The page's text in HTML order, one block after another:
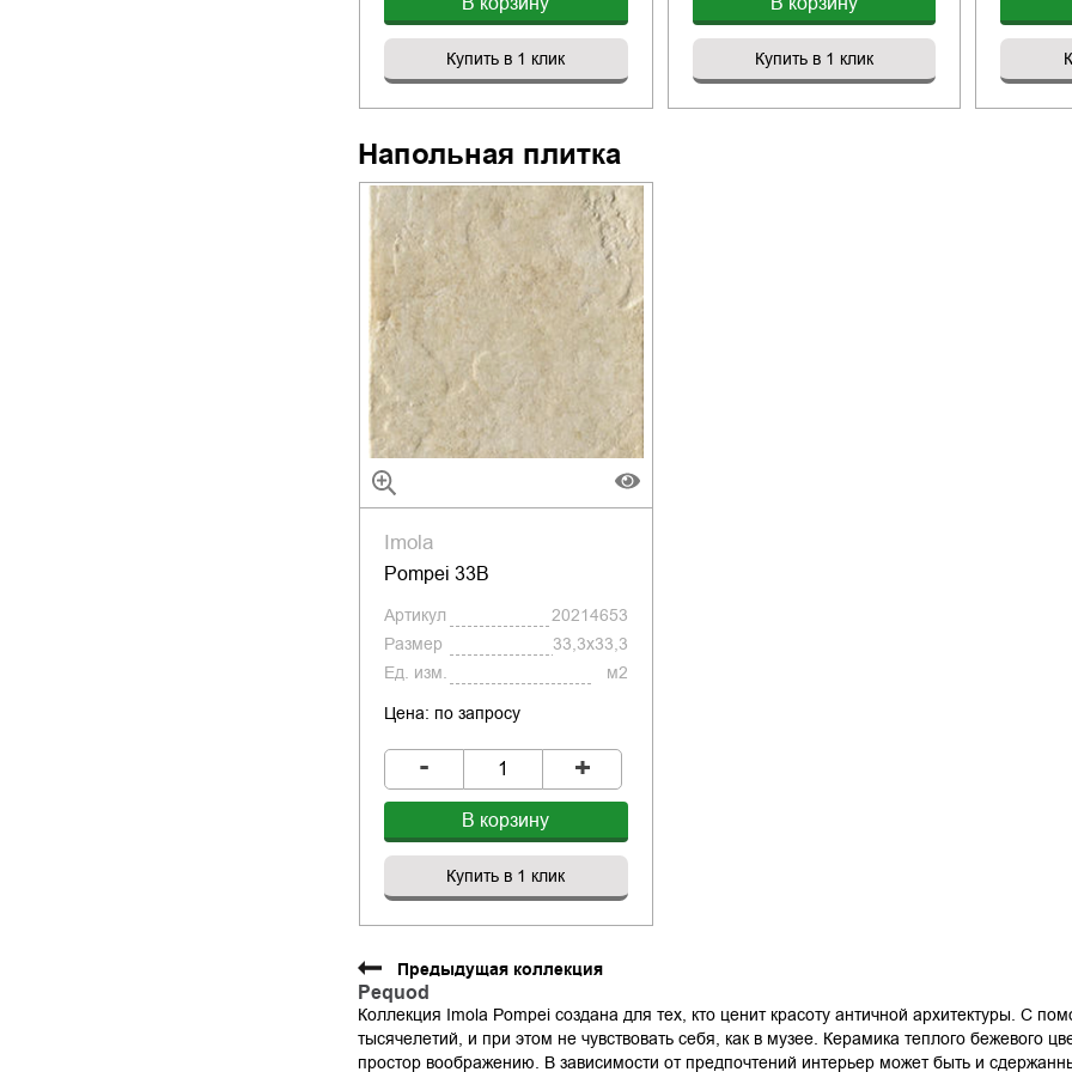
Купить в 1 клик Купить в 1 клик
Напольная плитка
Imola
Pompei 33B
Артикул
20214653
Размер
33,3x33,3
Ед. изм.
м2
Цена: по запросу
- +
В корзину
Купить в 1 клик
Предыдущая коллекция
Pequod
Коллекция Imola Pompei создана для тех, кто ценит красоту античной архитектуры. С
тысячелетий, и при этом не чувствовать себя, как в музее. Керамика теплого бежевого
простор воображению. В зависимости от предпочтений интерьер может быть и